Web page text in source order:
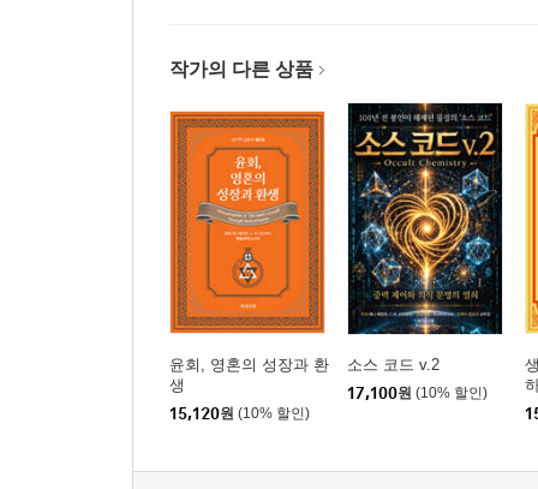
7. 생성된 카르마의 작용
1) 환생의 준비와 자아
2) 운명의 설계자 카르마의 대천사
3) 풍요와 결핍의 운명 창조
4) 기구한 운명의 원인과 공정성
5) 카르마 집행의 주체로서의 영혼
8. 카르마의 결과 직면하기
1) 운명의 노예?
2) 속박에서 자유로
9. 법칙을 활용한 운명 창조
1) 의식적인 자기 창조
2) 존재하는 카르마의 중화
작가의 다른 상품
윤회, 영혼의 성장과 환
생
15,120원 (10% 할인)
소스 코드 v.2
17,100원 (10% 할인)